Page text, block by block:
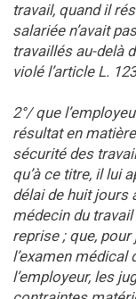
travail, quand il
salariée n’avait
travaillés au-delà
violé l’article L.
2°/ que
résultat en
sécurité des
qu’à ce titre, il lui
délai de huit jours
médecin du travail
reprise ; que,
l’examen médical
l’employeur, les